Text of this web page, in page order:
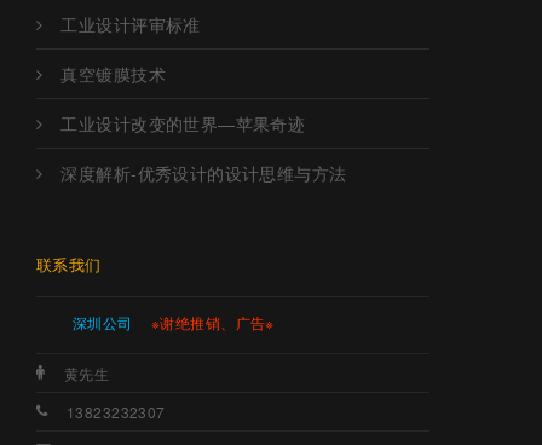
工业设计评审标准
真空镀膜技术
工业设计改变的世界—苹果奇迹
深度解析-优秀设计的设计思维与方法
联系我们
深圳公司 ※谢绝推销、广告※
黄先生
13823232307